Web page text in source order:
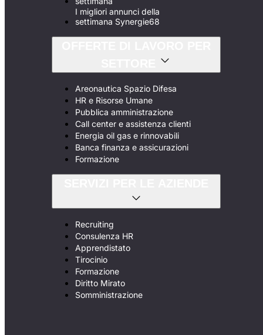
I migliori annunci della
settimana Synergie68
Areonautica Spazio Difesa
HR e Risorse Umane
Pubblica amministrazione
Call center e assistenza clienti
Energia oil gas e rinnovabili
Banca finanza e assicurazioni
Formazione
Recruiting
Consulenza HR
Apprendistato
Tirocinio
Formazione
Diritto Mirato
Somministrazione